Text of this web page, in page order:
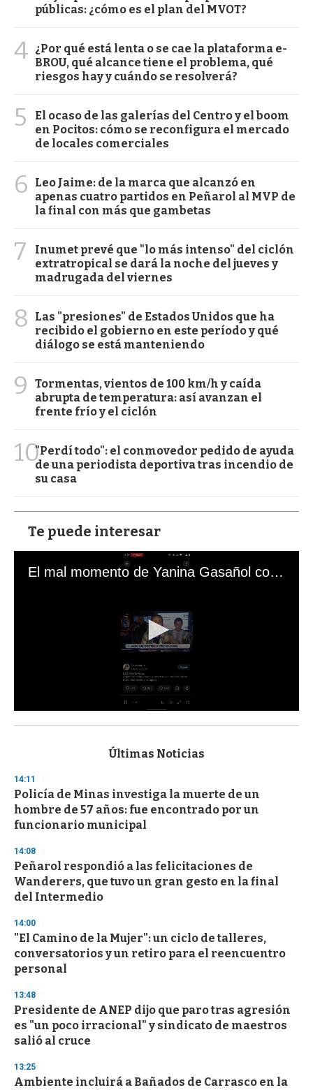
públicas: ¿cómo es el plan del MVOT?
4 ¿Por qué está lenta o se cae la plataforma e-
BROU, qué alcance tiene el problema, qué
riesgos hay y cuándo se resolverá?
5
El ocaso de las galerías del Centro y el boom
en Pocitos: cómo se reconfigura el mercado
de locales comerciales
6
Leo Jaime: de la marca que alcanzó en
apenas cuatro partidos en Peñarol al MVP de
la final con más que gambetas
7
Inumet prevé que "lo más intenso" del ciclón
extratropical se dará la noche del jueves y
madrugada del viernes
8
Las "presiones" de Estados Unidos que ha
recibido el gobierno en este período y qué
diálogo se está manteniendo
9
Tormentas, vientos de 100 km/h y caída
abrupta de temperatura: así avanzan el
frente frío y el ciclón
10"Perdí todo": el conmovedor pedido de ayuda
de una periodista deportiva tras incendio de
su casa
Te puede interesar
El mal momento de Yanina Gasañol con un hincha argentino en "Subrayado"
s
d
s
o
f
3
s
e
c
o
n
Últimas Noticias
14:11
Policía de Minas investiga la muerte de un
hombre de 57 años: fue encontrado por un
funcionario municipal
14:08
Peñarol respondió a las felicitaciones de
Wanderers, que tuvo un gran gesto en la final
del Intermedio
14:00
"El Camino de la Mujer": un ciclo de talleres,
conversatorios y un retiro para el reencuentro
personal
13:48
Presidente de ANEP dijo que paro tras agresión
es "un poco irracional" y sindicato de maestros
salió al cruce
13:25
Ambiente incluirá a Bañados de Carrasco en la